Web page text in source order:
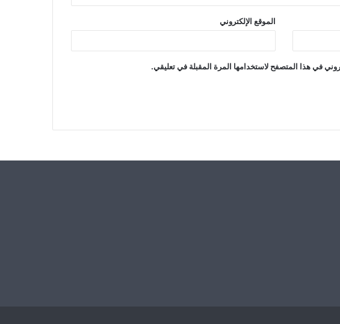
الموقع الإلكتروني
في هذا المتصفح لاستخدامها المرة المقبلة في تعليقي.